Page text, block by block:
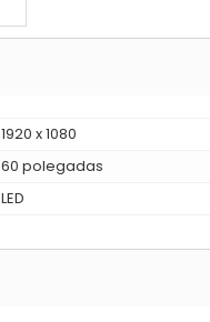
1920 x 1080
60 polegadas
LED